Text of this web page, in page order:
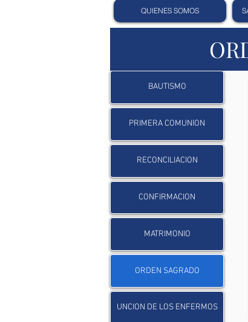
QUIENES SOMOS
BAUTISMO
PRIMERA COMUNION
RECONCILIACION
CONFIRMACION
MATRIMONIO
ORDEN SAGRADO
UNCION DE LOS ENFERMOS